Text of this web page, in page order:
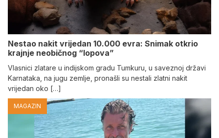
Nestao nakit vrijedan 10.000 evra: Snimak otkrio
krajnje neobičnog “lopova”
Vlasnici zlatare u indijskom gradu Tumkuru, u saveznoj državi
Karnataka, na jugu zemlje, pronašli su nestali zlatni nakit
vrijedan oko […]
MAGAZIN